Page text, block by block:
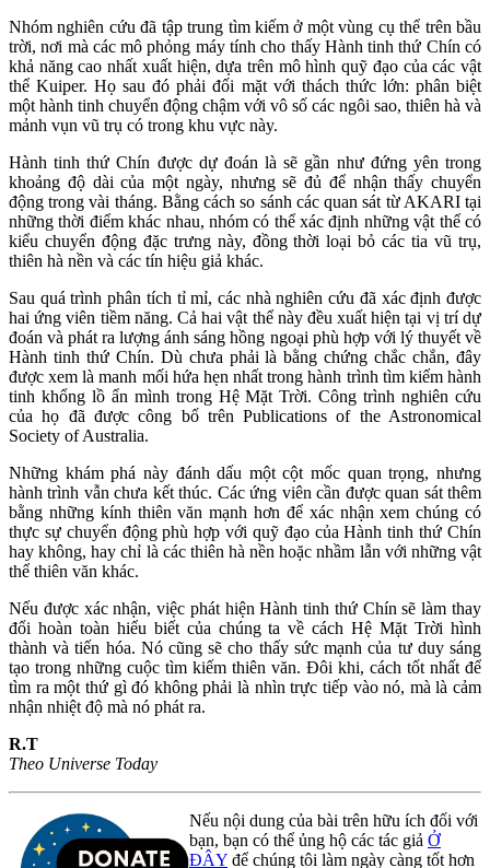
Nhóm nghiên cứu đã tập trung tìm kiếm ở một vùng cụ thể trên bầu
trời, nơi mà các mô phỏng máy tính cho thấy Hành tinh thứ Chín có
khả năng cao nhất xuất hiện, dựa trên mô hình quỹ đạo của các vật
thể Kuiper. Họ sau đó phải đối mặt với thách thức lớn: phân biệt
một hành tinh chuyển động chậm với vô số các ngôi sao, thiên hà và
mảnh vụn vũ trụ có trong khu vực này.
Hành tinh thứ Chín được dự đoán là sẽ gần như đứng yên trong
khoảng độ dài của một ngày, nhưng sẽ đủ để nhận thấy chuyển
động trong vài tháng. Bằng cách so sánh các quan sát từ AKARI tại
những thời điểm khác nhau, nhóm có thể xác định những vật thể có
kiểu chuyển động đặc trưng này, đồng thời loại bỏ các tia vũ trụ,
thiên hà nền và các tín hiệu giả khác.
Sau quá trình phân tích tỉ mỉ, các nhà nghiên cứu đã xác định được
hai ứng viên tiềm năng. Cả hai vật thể này đều xuất hiện tại vị trí dự
đoán và phát ra lượng ánh sáng hồng ngoại phù hợp với lý thuyết về
Hành tinh thứ Chín. Dù chưa phải là bằng chứng chắc chắn, đây
được xem là manh mối hứa hẹn nhất trong hành trình tìm kiếm hành
tinh khổng lồ ẩn mình trong Hệ Mặt Trời. Công trình nghiên cứu
của họ đã được công bố trên Publications of the Astronomical
Society of Australia.
Những khám phá này đánh dấu một cột mốc quan trọng, nhưng
hành trình vẫn chưa kết thúc. Các ứng viên cần được quan sát thêm
bằng những kính thiên văn mạnh hơn để xác nhận xem chúng có
thực sự chuyển động phù hợp với quỹ đạo của Hành tinh thứ Chín
hay không, hay chỉ là các thiên hà nền hoặc nhầm lẫn với những vật
thể thiên văn khác.
Nếu được xác nhận, việc phát hiện Hành tinh thứ Chín sẽ làm thay
đổi hoàn toàn hiểu biết của chúng ta về cách Hệ Mặt Trời hình
thành và tiến hóa. Nó cũng sẽ cho thấy sức mạnh của tư duy sáng
tạo trong những cuộc tìm kiếm thiên văn. Đôi khi, cách tốt nhất để
tìm ra một thứ gì đó không phải là nhìn trực tiếp vào nó, mà là cảm
nhận nhiệt độ mà nó phát ra.
R.T
Theo Universe Today
Nếu nội dung của bài trên hữu ích đối với
bạn, bạn có thể ủng hộ các tác giả Ở
ĐÂY để chúng tôi làm ngày càng tốt hơn